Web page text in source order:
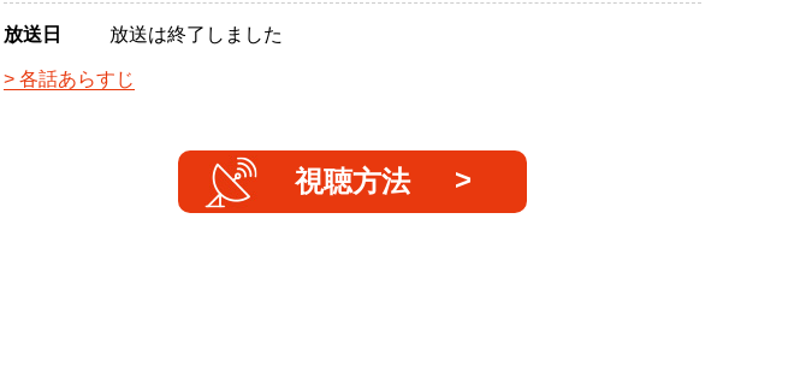
放送日 放送は終了しました
各話あらすじ
視聴方法